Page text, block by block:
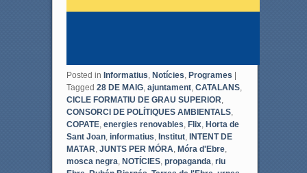
Posted in Informatius, Notícies, Programes
Tagged 28 DE MAIG, ajuntament, CATALANS,
CICLE FORMATIU DE GRAU SUPERIOR,
CONSORCI DE POLÍTIQUES AMBIENTALS,
COPATE, energies renovables, Flix, Horta de
Sant Joan, informatius, Institut, INTENT DE
MATAR, JUNTS PER MÓRA, Móra d'Ebre,
mosca negra, NOTÍCIES, propaganda, riu